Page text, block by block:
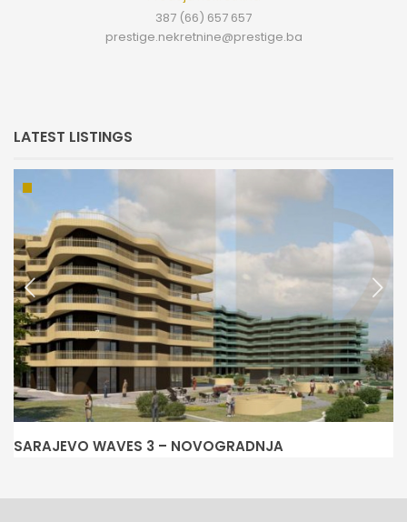
387 (66) 657 657
prestige.nekretnine@prestige.ba
LATEST LISTINGS
SARAJEVO WAVES 3 – NOVOGRADNJA